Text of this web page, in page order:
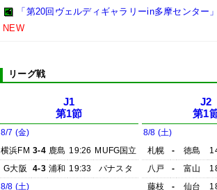
「第20回ヴェルディギャラリーin多摩センター
NEW
リーグ戦
J1
第1節
8/7 (金)
横浜FM 3-4 鹿島 19:26 MUFG国立
G大阪
4-3 浦和 19:33
パナスタ
8/8 (土)
J2
第1
8/8 (土)
札幌
- 徳島
八戸
- 富山
藤枝
- 仙台